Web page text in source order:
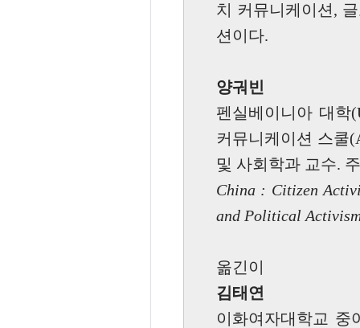
치 커뮤니케이션,
션이다.
양궈빈
펜실베이니아 대학
커뮤니케이션 스쿨
및 사회학과 교수.
China : Citizen
and Political
옮긴이
김태연
이화여자대학교 중